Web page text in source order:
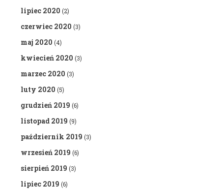
lipiec 2020 (2)
czerwiec 2020 (3)
maj 2020 (4)
kwiecień 2020 (3)
marzec 2020 (3)
luty 2020 (5)
grudzień 2019 (6)
listopad 2019 (9)
październik 2019 (3)
wrzesień 2019 (6)
sierpień 2019 (3)
lipiec 2019 (6)